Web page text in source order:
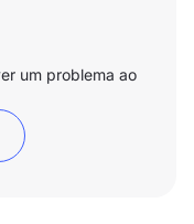
um problema ao